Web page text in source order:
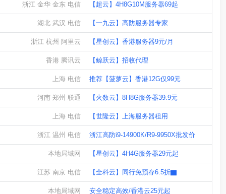
浙江 金华 金东 电信 【超云】4H8G10M服务器69起
湖北 武汉 电信 【一九云】高防服务器专家
浙江 杭州 阿里云 【星创云】香港服务器9元/月
香港 腾讯云 【鲸跃云】招收代理
上海 电信 推荐【菠萝云】香港12G仅99元
河南 郑州 联通 【火数云】8H8G服务器39.9元
上海 电信 【世隆云】上海服务器租用
浙江 温州 电信 浙江高防i9-14900K/R9-9950X批发价
本地局域网 【星创云】4H4G服务器29元起
江苏 南京 电信 【全科云】同行免预存6.5折▇
本地局域网 安全稳定高效/香港云25元起